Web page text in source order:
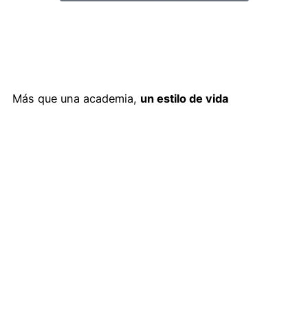
Más que una academia, un estilo de vida